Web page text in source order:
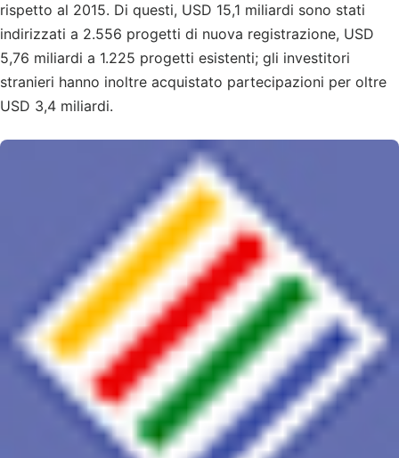
rispetto al 2015. Di questi, USD 15,1 miliardi sono stati
indirizzati a 2.556 progetti di nuova registrazione, USD
5,76 miliardi a 1.225 progetti esistenti; gli investitori
stranieri hanno inoltre acquistato partecipazioni per oltre
USD 3,4 miliardi.